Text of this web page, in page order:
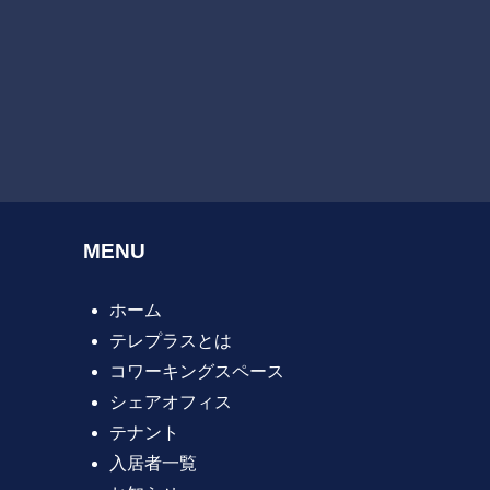
MENU
ホーム
テレプラスとは
コワーキングスペース
シェアオフィス
テナント
入居者一覧